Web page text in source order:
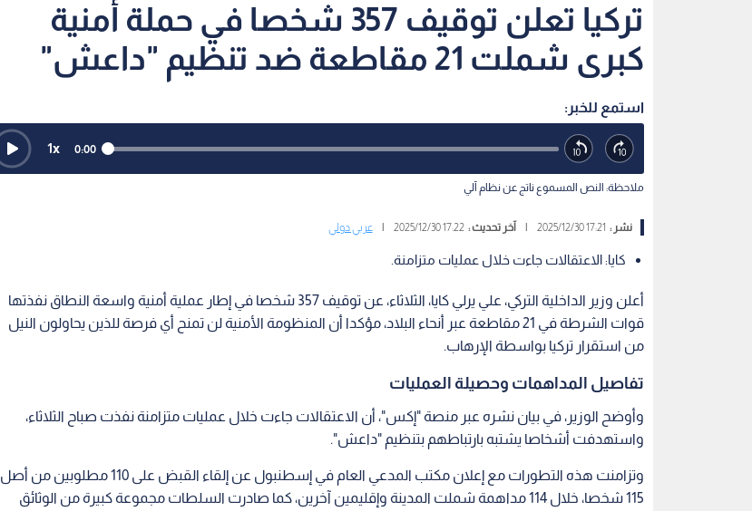
تركيا تعلن توقيف 357 شخصا في حملة أمنية
كبرى شملت 21 مقاطعة ضد تنظيم "داعش"
استمع للخبر:
0:00
1x
ملاحظة: النص المسموع ناتج عن نظام آلي
نشر : 17:21 2025/12/30 آخر تحديث :17:22 2025/12/30 عربي دولي
كايا: الاعتقالات جاءت خلال عمليات متزامنة.
أعلن وزير الداخلية التركي، علي يرلي كايا، الثلاثاء، عن توقيف 357 شخصا في إطار عملية أمنية واسعة النطاق نفذتها
قوات الشرطة في 21 مقاطعة عبر أنحاء البلاد، مؤكدا أن المنظومة الأمنية لن تمنح أي فرصة للذين يحاولون النيل
من استقرار تركيا بواسطة الإرهاب.
تفاصيل المداهمات وحصيلة العمليات
وأوضح الوزير، في بيان نشره عبر منصة "إكس"، أن الاعتقالات جاءت خلال عمليات متزامنة نفذت صباح الثلاثاء،
واستهدفت أشخاصا يشتبه بارتباطهم بتنظيم "داعش".
وتزامنت هذه التطورات مع إعلان مكتب المدعي العام في إسطنبول عن إلقاء القبض على 110 مطلوبين من أصل
115 شخصا، خلال 114 مداهمة شملت المدينة وإقليمين آخرين، كما صادرت السلطات مجموعة كبيرة من الوثائق